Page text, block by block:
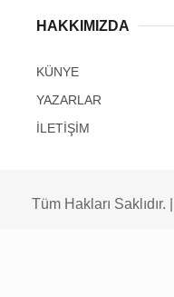
HAKKIMIZDA
KÜNYE
YAZARLAR
İLETİŞİM
Tüm Hakları Saklıdır. |